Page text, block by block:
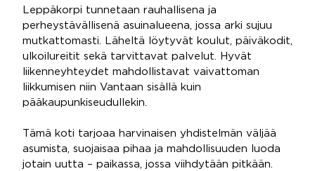
Leppäkorpi tunnetaan rauhallisena ja
perheystävällisenä asuinalueena, jossa arki sujuu
mutkattomasti. Läheltä löytyvät koulut, päiväkodit,
ulkoilureitit sekä tarvittavat palvelut. Hyvät
liikenneyhteydet mahdollistavat vaivattoman
liikkumisen niin Vantaan sisällä kuin
pääkaupunkiseudullekin.
Tämä koti tarjoaa harvinaisen yhdistelmän väljää
asumista, suojaisaa pihaa ja mahdollisuuden luoda
jotain uutta – paikassa, jossa viihdytään pitkään.